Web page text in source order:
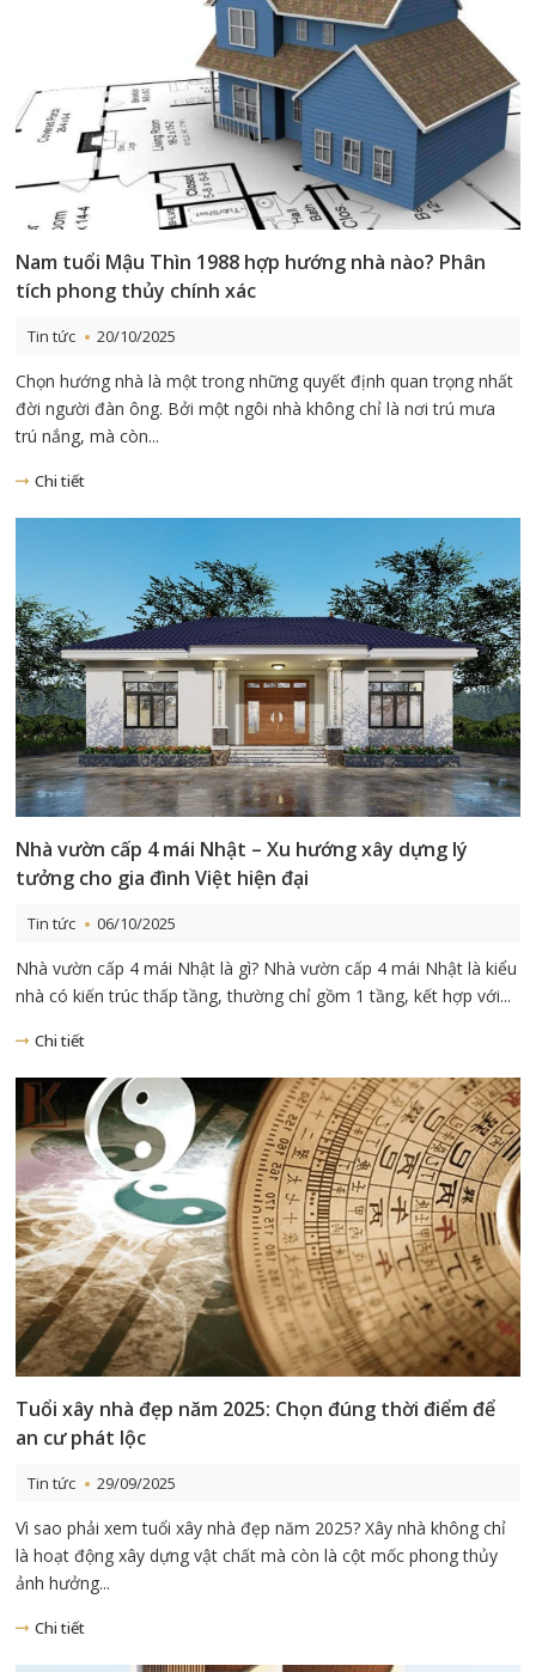
Nam tuổi Mậu Thìn 1988 hợp hướng nhà nào? Phân
tích phong thủy chính xác
Tin tức 20/10/2025
Chọn hướng nhà là một trong những quyết định quan trọng nhất
đời người đàn ông. Bởi một ngôi nhà không chỉ là nơi trú mưa
trú nắng, mà còn...
Chi tiết
Nhà vườn cấp 4 mái Nhật – Xu hướng xây dựng lý
tưởng cho gia đình Việt hiện đại
Tin tức 06/10/2025
Nhà vườn cấp 4 mái Nhật là gì? Nhà vườn cấp 4 mái Nhật là kiểu
nhà có kiến trúc thấp tầng, thường chỉ gồm 1 tầng, kết hợp với...
Chi tiết
Tuổi xây nhà đẹp năm 2025: Chọn đúng thời điểm để
an cư phát lộc
Tin tức 29/09/2025
Vì sao phải xem tuổi xây nhà đẹp năm 2025? Xây nhà không chỉ
là hoạt động xây dựng vật chất mà còn là cột mốc phong thủy
ảnh hưởng...
Chi tiết